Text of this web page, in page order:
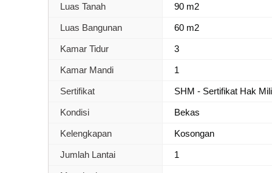
Luas Tanah 90 m2
Luas Bangunan 60 m2
Kamar Tidur 3
Kamar Mandi 1
Sertifikat SHM - Sertifikat Hak
Kondisi Bekas
Kelengkapan Kosongan
Jumlah Lantai 1